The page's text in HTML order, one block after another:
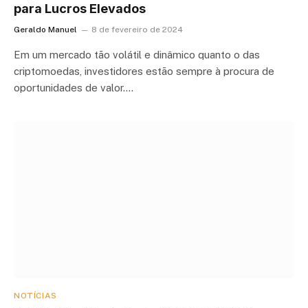
para Lucros Elevados
Geraldo Manuel 8 de fevereiro de 2024
Em um mercado tão volátil e dinâmico quanto o das
criptomoedas, investidores estão sempre à procura de
oportunidades de valor.…
NOTÍCIAS